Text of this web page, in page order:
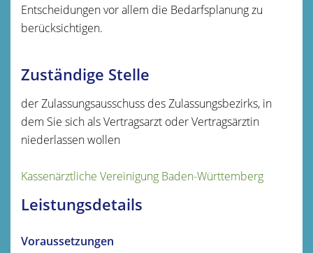
Entscheidungen vor allem die Bedarfsplanung zu
berücksichtigen.
Zuständige Stelle
der Zulassungsausschuss des Zulassungsbezirks, in
dem Sie sich als Vertragsarzt oder Vertragsärztin
niederlassen wollen
Kassenärztliche Vereinigung Baden-Württemberg
Leistungsdetails
Voraussetzungen